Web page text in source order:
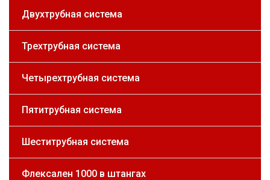
Двухтрубная система
Трехтрубная система
Четырехтрубная система
Пятитрубная система
Шеститрубная система
Флексален 1000 в штангах